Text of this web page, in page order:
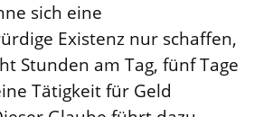
sich eine
Existenz nur schaffen,
Stunden am Tag, fünf Tage
Tätigkeit für Geld